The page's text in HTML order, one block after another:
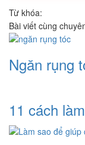
Từ khóa:
Bài viết cùng
Ngăn rụng
11 cách